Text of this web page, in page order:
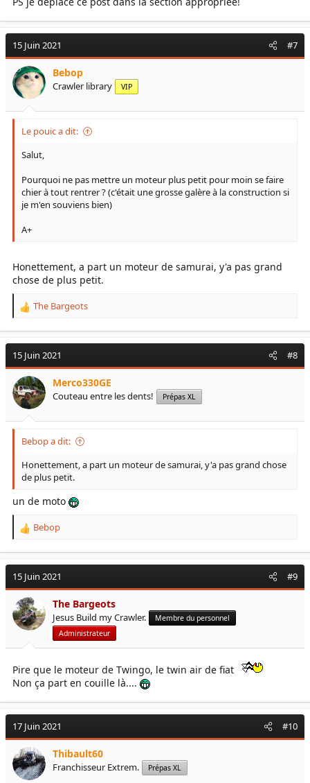
15 Juin 2021 #7
Bebop
Crawler library VIP
Le pouic a dit:
Salut,
Pourquoi ne pas mettre un moteur plus petit pour moin se faire
chier à tout rentrer ? (c'était une grosse galère à la construction si
je m'en souviens bien)
A+
Honettement, a part un moteur de samurai, y'a pas grand
chose de plus petit.
R
t
o
n
s
:
The Bargeots
15 Juin 2021 #8
Merco330GE
Couteau entre les dents! Prépas XL
Bebop a dit:
Honettement, a part un moteur de samurai, y'a pas grand chose
de plus petit.
un de moto
R
t
o
n
s
Bebop
15 Juin 2021 #9
The Bargeots
Jesus Build my Crawler.
Membre du personnel
Administrateur
Pire que le moteur de Twingo, le twin air de fiat
Non ça part en couille là....
17 Juin 2021 #10
Thibault60
Franchisseur Extrem. Prépas XL